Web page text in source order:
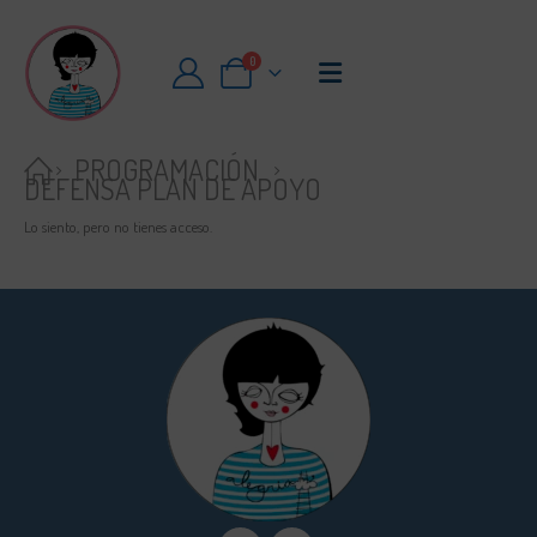
0
PROGRAMACIÓN
DEFENSA PLAN DE APOYO
Lo siento, pero no tienes acceso.